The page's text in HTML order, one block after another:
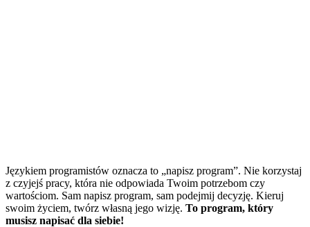
Językiem programistów oznacza to „napisz program”. Nie korzystaj
z czyjejś pracy, która nie odpowiada Twoim potrzebom czy
wartościom. Sam napisz program, sam podejmij decyzję. Kieruj
swoim życiem, twórz własną jego wizję. To program, który
musisz napisać dla siebie!